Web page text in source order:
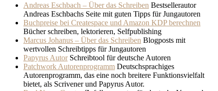
Andreas Eschbach – Über das Schreiben Bestsellerautor
Andreas Eschbachs Seite mit guten Tipps für Jungautoren
Buchpreise bei Createspace und Amazon KDP berechnen
Bücher schreiben, lektorieren, Selfpublishing
Marcus Johanus – Über das Schreiben Blogposts mit
wertvollen Schreibtipps für Jungautoren
Papyrus AutorSchreibtool für deutsche Autoren
Patchwork Autorenprogramm Deutschsprachiges
Autorenprogramm, das eine noch breitere Funktionsvielfalt
bietet, als Scrivener und Papyrus Autor.